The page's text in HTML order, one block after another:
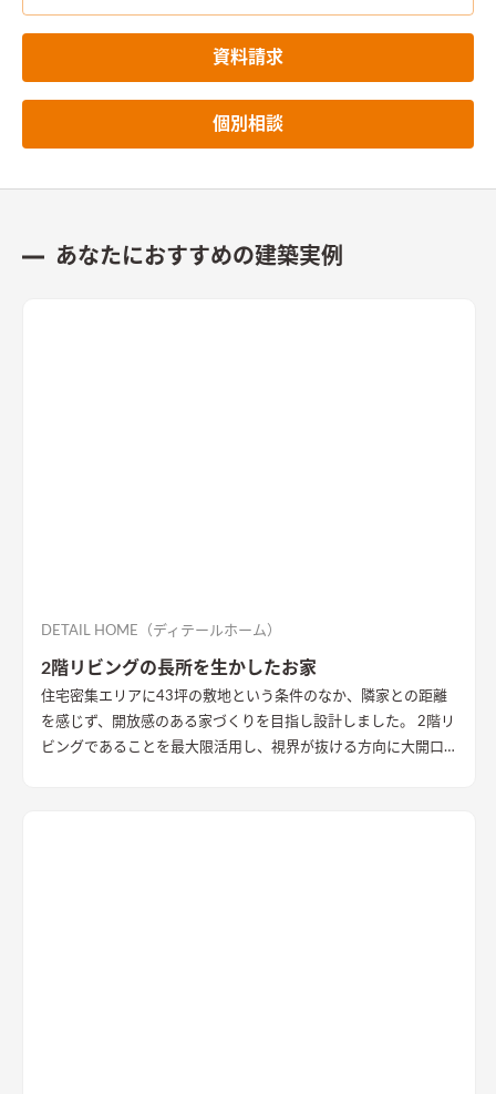
資料請求
個別相談
あなたにおすすめの建築実例
DETAIL HOME（ディテールホーム）
2階リビングの長所を生かしたお家
住宅密集エリアに43坪の敷地という条件のなか、隣家との距離
を感じず、開放感のある家づくりを目指し設計しました。 2階リ
ビングであることを最大限活用し、視界が抜ける方向に大開口